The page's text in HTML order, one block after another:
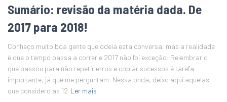
Sumário: revisão da matéria dada. De
2017 para 2018!
Conheço muito boa gente que odeia esta conversa, mas a realidade
é que o tempo passa a correr e 2017 não foi exceção. Relembrar o
que passou para não repetir erros e copiar sucessos é tarefa
importante, já que me perguntam. Nessa onda, deixo aqui aquelas
que considero as 12 Ler mais